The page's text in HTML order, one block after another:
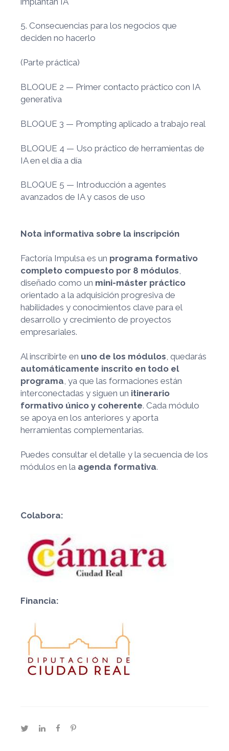
5. Consecuencias para los negocios que
deciden no hacerlo
(Parte práctica)
BLOQUE 2 — Primer contacto práctico con IA
generativa
BLOQUE 3 — Prompting aplicado a trabajo real
BLOQUE 4 — Uso práctico de herramientas de
IA en el día a día
BLOQUE 5 — Introducción a agentes
avanzados de IA y casos de uso
Nota informativa sobre la inscripción
Factoría Impulsa es un programa formativo
completo compuesto por 8 módulos
diseñado como un mini-máster práctico
orientado a la adquisición progresiva de
habilidades y conocimientos clave para el
desarrollo y crecimiento de proyectos
empresariales.
Al inscribirte en uno de los módulos , quedarás
automáticamente inscrito en todo el
programa , ya que las formaciones están
interconectadas y siguen un itinerario
formativo único y coherente. Cada módulo
se apoya en los anteriores y aporta
herramientas complementarias.
Puedes consultar el detalle y la secuencia de los
módulos en la agenda formativa.
Colabora:
Financia:
twitterlinkedinfacebookpinterest